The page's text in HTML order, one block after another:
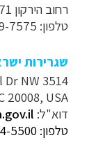
רחוב הירקון 71, תל אביב
טלפון: 03-519-7575
שגרירות
3514 International Dr NW
20008, USA
דוא"ל:
טלפון: 1-202-364-5500